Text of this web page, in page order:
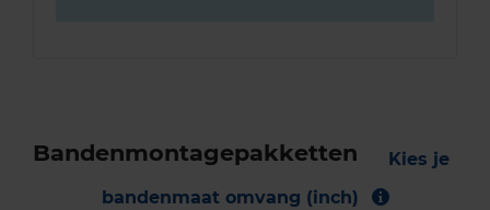
Bandenmontagepakketten
Kies je
bandenmaat omvang (inch)